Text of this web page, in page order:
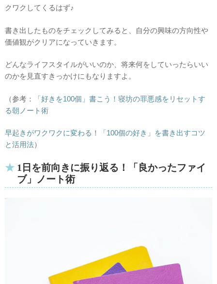
クワクしてくるはず♪
書き出したものをチェックしてみると、自分の興味の方向性や
価値観がクリアになっていきます。
どんなライフスタイルがいいのか、将来何をしていったらいい
のかを見直すきっかけにもなりますよ。
（参考：
「好きを100個」書こう！寝坊の罪悪感をリセットす
る朝ノート術
早起きがワクワクに変わる！「100個の好き」を書き出すコツ
と活用法）
1日を前向きに振り返る！「良かったファイ
ブ」ノート術